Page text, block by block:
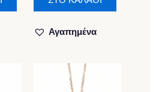
Αγαπημένα